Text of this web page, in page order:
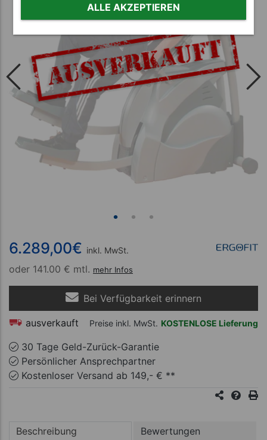
6.289,00€ inkl. MwSt.
oder 141.00 € mtl. mehr Infos
Bei Verfügbarkeit erinnern
ausverkauft Preise inkl. MwSt. KOSTENLOSE Lieferung
30 Tage Geld-Zurück-Garantie
Persönlicher Ansprechpartner
Kostenloser Versand ab 149,- € **
Beschreibung Bewertungen
ALLE AKZEPTIEREN